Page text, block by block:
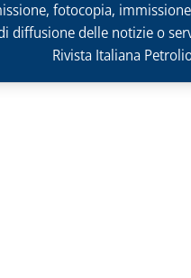
fotocopia,
diffusione delle notizie o
Rivista Italiana